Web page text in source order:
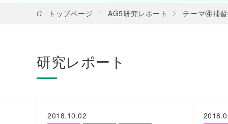
トップページ AG5研究レポート テーマ④補習
研究レポート
2018.10.02